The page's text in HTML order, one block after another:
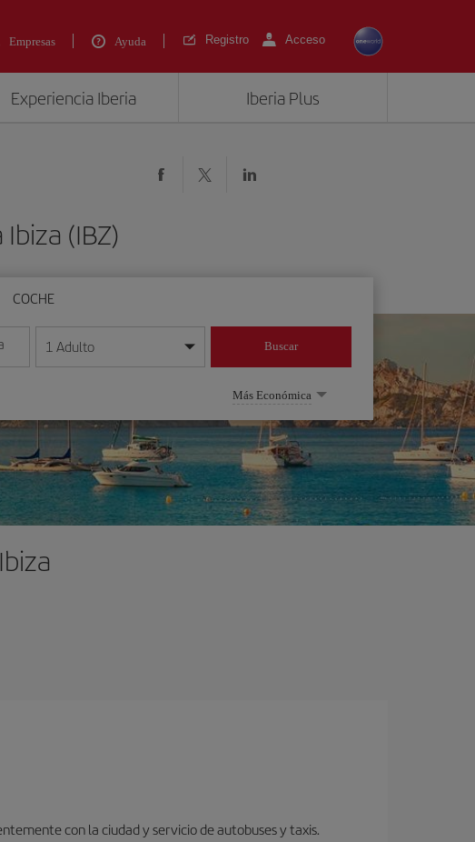
Empresas Ayuda Registro Acceso
Experiencia Iberia Iberia Plus
(IBZ)
COCHE
en formato día/mes/año
1 Adulto Buscar
Más Económica
con la ciudad y servicio de autobuses y taxis.